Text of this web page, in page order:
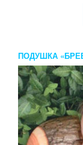
ПОДУШКА